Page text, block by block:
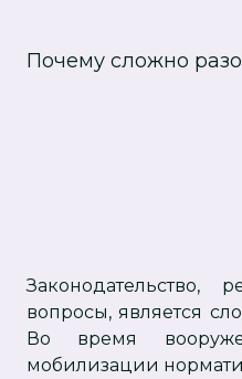
Почему сложно
Законодательство,
вопросы, является
Во время
мобилизации